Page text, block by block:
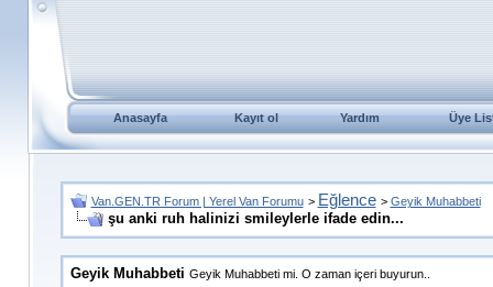
Anasayfa Kayıt ol Yardım Üye
Van.GEN.TR Forum | Yerel Van Forumu > Eğlence > Geyik Muhabbeti
şu anki ruh halinizi smileylerle ifade edin...
Geyik Muhabbeti Geyik Muhabbeti mi. O zaman içeri buyurun..